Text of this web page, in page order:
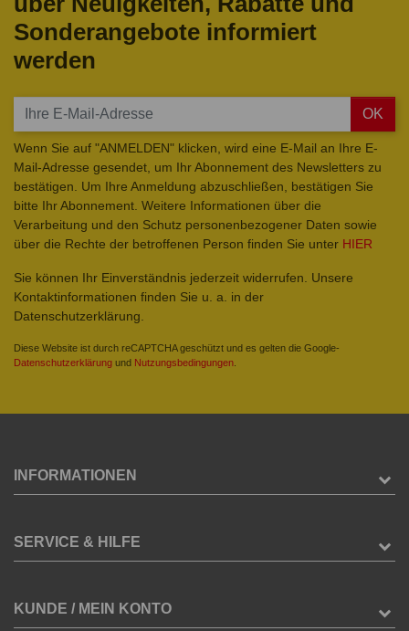
Sonderangebote informiert
werden
OK
Wenn Sie auf "ANMELDEN" klicken, wird eine E-Mail an Ihre E-
Mail-Adresse gesendet, um Ihr Abonnement des Newsletters zu
bestätigen. Um Ihre Anmeldung abzuschließen, bestätigen Sie
bitte Ihr Abonnement. Weitere Informationen über die
Verarbeitung und den Schutz personenbezogener Daten sowie
über die Rechte der betroffenen Person finden Sie unter HIER
Sie können Ihr Einverständnis jederzeit widerrufen. Unsere
Kontaktinformationen finden Sie u. a. in der
Datenschutzerklärung.
Diese Website ist durch reCAPTCHA geschützt und es gelten die Google-
Datenschutzerklärung und Nutzungsbedingungen
INFORMATIONEN
SERVICE & HILFE
KUNDE / MEIN KONTO